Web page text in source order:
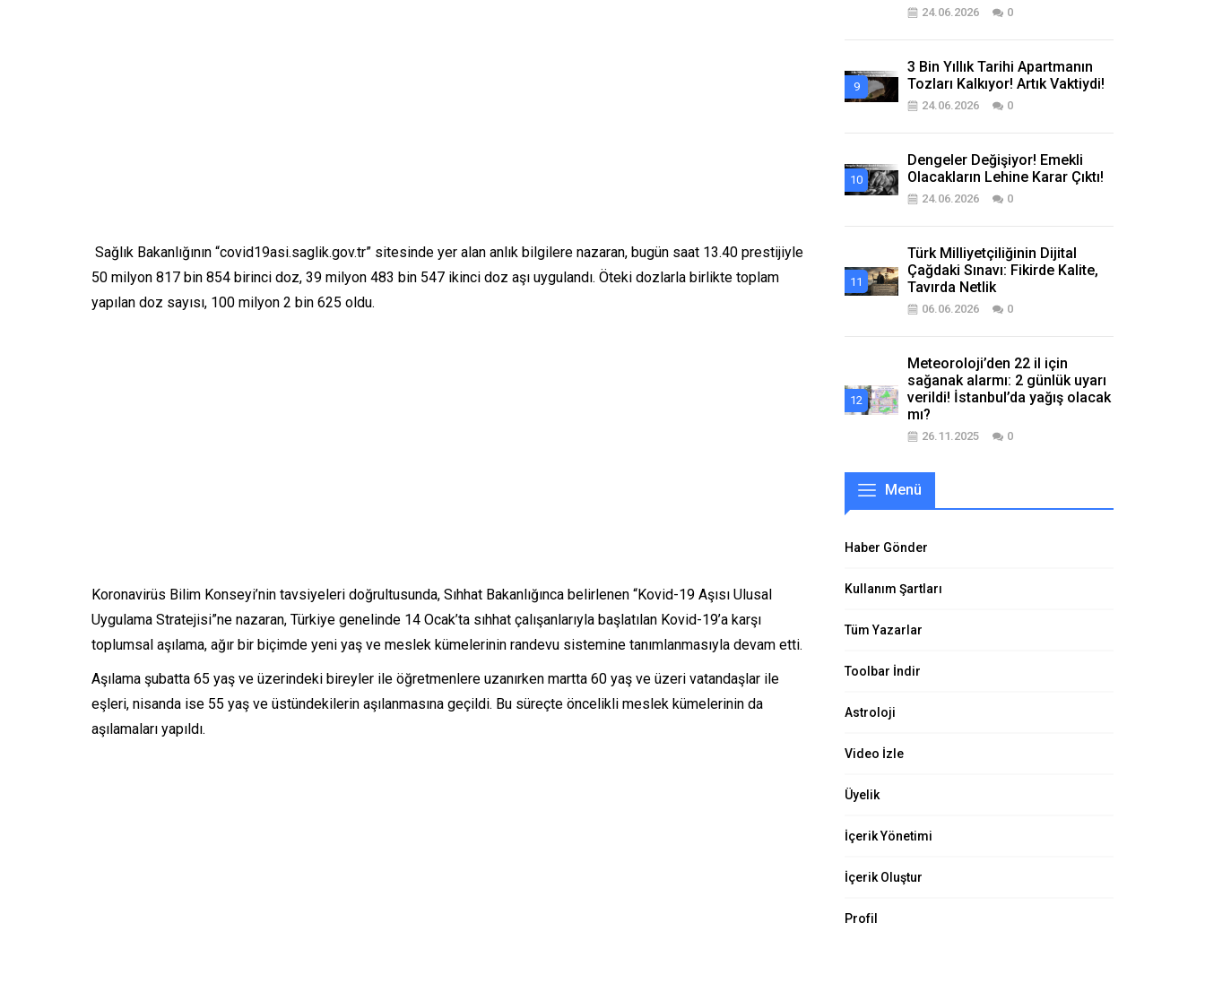
Sağlık Bakanlığının “covid19asi.saglik.gov.tr” sitesinde yer alan anlık bilgilere nazaran, bugün saat 13.40 prestijiyle
50 milyon 817 bin 854 birinci doz, 39 milyon 483 bin 547 ikinci doz aşı uygulandı. Öteki dozlarla birlikte toplam
yapılan doz sayısı, 100 milyon 2 bin 625 oldu.
Koronavirüs Bilim Konseyi’nin tavsiyeleri doğrultusunda, Sıhhat Bakanlığınca belirlenen “Kovid-19 Aşısı Ulusal
Uygulama Stratejisi”ne nazaran, Türkiye genelinde 14 Ocak’ta sıhhat çalışanlarıyla başlatılan Kovid-19’a karşı
toplumsal aşılama, ağır bir biçimde yeni yaş ve meslek kümelerinin randevu sistemine tanımlanmasıyla devam etti.
Aşılama şubatta 65 yaş ve üzerindeki bireyler ile öğretmenlere uzanırken martta 60 yaş ve üzeri vatandaşlar ile
eşleri, nisanda ise 55 yaş ve üstündekilerin aşılanmasına geçildi. Bu süreçte öncelikli meslek kümelerinin da
aşılamaları yapıldı.
24.06.2026 0
3 Bin Yıllık Tarihi Apartmanın
Tozları Kalkıyor! Artık Vaktiydi!
24.06.2026 0
Dengeler Değişiyor! Emekli
Olacakların Lehine Karar Çıktı!
24.06.2026 0
Türk Milliyetçiliğinin Dijital
Çağdaki Sınavı: Fikirde Kalite,
Tavırda Netlik
06.06.2026 0
Meteoroloji’den 22 il için
sağanak alarmı: 2 günlük uyarı
verildi! İstanbul’da yağış olacak
mı?
26.11.2025 0
Menü
Haber Gönder
Kullanım Şartları
Tüm Yazarlar
Toolbar İndir
Astroloji
Video İzle
Üyelik
İçerik Yönetimi
İçerik Oluştur
Profil